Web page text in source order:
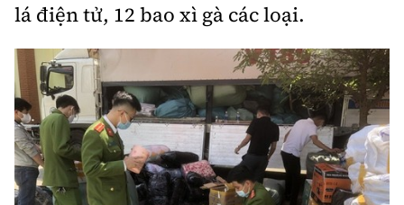
Thông tin tòa
soạn
lá điện tử, 12 bao xì gà các loại.